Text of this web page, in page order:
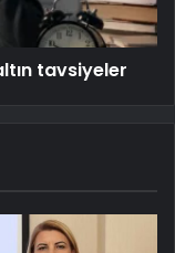
tavsiyeler